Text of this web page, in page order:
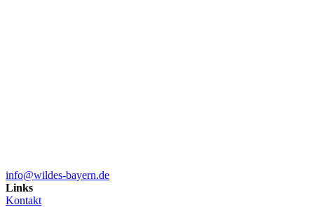
info@wildes-bayern.de
Links
Kontakt